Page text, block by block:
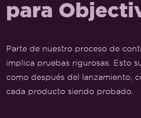
para
Parte de nuestro proceso de
implica pruebas rigurosas. Esto
como después del lanzamiento,
cada producto siendo probado.